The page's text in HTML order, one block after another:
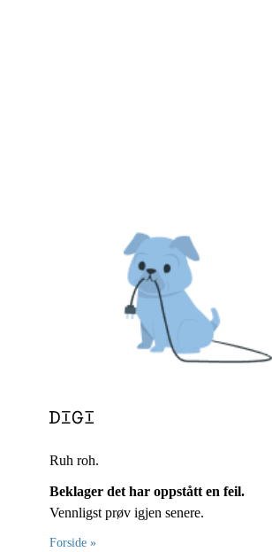
Ruh roh.
Beklager det har oppstått en feil.
Vennligst prøv igjen senere.
Forside »